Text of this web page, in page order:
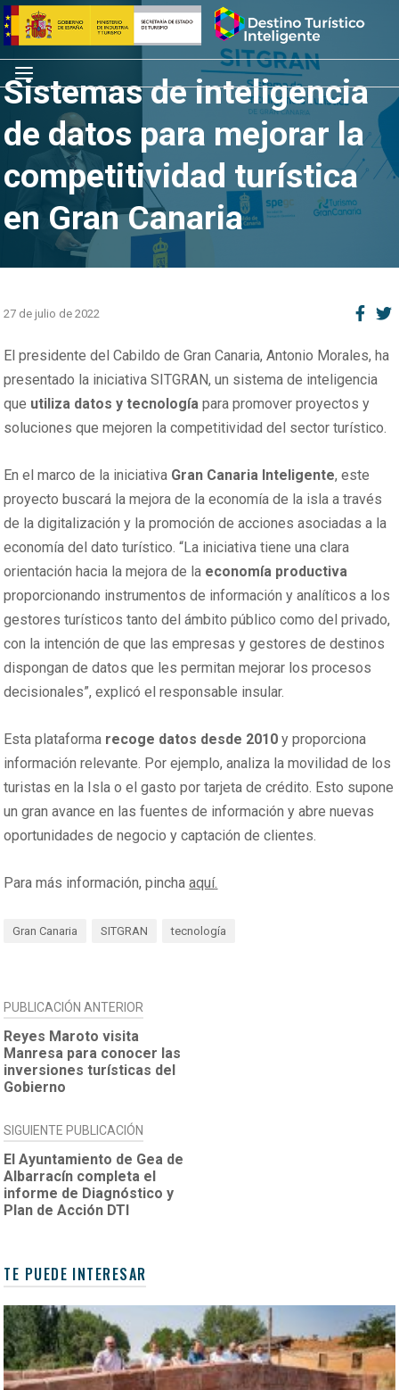
Saltar
al
contenido
Inicio
Menú
Sistemas de inteligencia
de datos para mejorar la
competitividad turística
en Gran Canaria
27 de julio de 2022
El presidente del Cabildo de Gran Canaria, Antonio Morales, ha
presentado la iniciativa SITGRAN, un sistema de inteligencia
que utiliza datos y tecnología para promover proyectos y
soluciones que mejoren la competitividad del sector turístico.
En el marco de la iniciativa Gran Canaria Inteligente, este
proyecto buscará la mejora de la economía de la isla a través
de la digitalización y la promoción de acciones asociadas a la
economía del dato turístico. “La iniciativa tiene una clara
orientación hacia la mejora de la economía productiva
proporcionando instrumentos de información y analíticos a los
gestores turísticos tanto del ámbito público como del privado,
con la intención de que las empresas y gestores de destinos
dispongan de datos que les permitan mejorar los procesos
decisionales”, explicó el responsable insular.
Esta plataforma recoge datos desde 2010 y proporciona
información relevante. Por ejemplo, analiza la movilidad de los
turistas en la Isla o el gasto por tarjeta de crédito. Esto supone
un gran avance en las fuentes de información y abre nuevas
oportunidades de negocio y captación de clientes.
Para más información, pinchaaquí.
Gran Canaria SITGRAN tecnología
NAVEGACIÓN
DE
ENTRADAS
PUBLICACIÓN ANTERIOR
Reyes Maroto visita
Manresa para conocer las
inversiones turísticas del
Gobierno
SIGUIENTE PUBLICACIÓN
El Ayuntamiento de Gea de
Albarracín completa el
informe de Diagnóstico y
Plan de Acción DTI
TE PUEDE INTERESAR